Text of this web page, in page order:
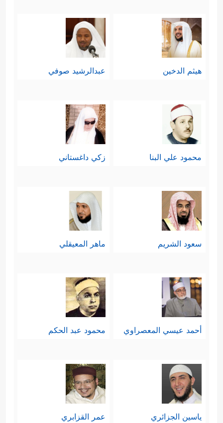
هيثم الدخين عبدالرشيد صوفي
محمود علي البنا زكي داغستاني
سعود الشريم ماهر المعيقلي
أحمد عيسي المعصراوي محمود عبد الحكم
ياسين الجزائري عمر القزابري